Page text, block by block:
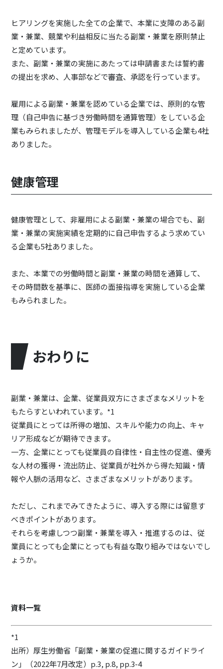
ヒアリングを実施した全ての企業で、本業に支障のある副
業・兼業、競業や利益相反に当たる副業・兼業を原則禁止
と定めています。
また、副業・兼業の実施にあたっては申請書または誓約書
の提出を求め、人事部などで審査、承認を行っています。
雇用による副業・兼業を認めている企業では、原則的な管
理（自己申告に基づき労働時間を通算管理）をしている企
業もみられましたが、管理モデルを導入している企業も4社
ありました。
健康管理
健康管理として、非雇用による副業・兼業の場合でも、副
業・兼業の実施実績を定期的に自己申告するよう求めてい
る企業も5社ありました。
また、本業での労働時間と副業・兼業の時間を通算して、
その時間数を基準に、医師の面接指導を実施している企業
もみられました。
おわりに
副業・兼業は、企業、従業員双方にさまざまなメリットを
もたらすといわれています。*1
従業員にとっては所得の増加、スキルや能力の向上、キャ
リア形成などが期待できます。
一方、企業にとっても従業員の自律性・自主性の促進、優秀
な人材の獲得・流出防止、従業員が社外から得た知識・情
報や人脈の活用など、さまざまなメリットがあります。
ただし、これまでみてきたように、導入する際には留意す
べきポイントがあります。
それらを考慮しつつ副業・兼業を導入・推進するのは、従
業員にとっても企業にとっても有益な取り組みではないでし
ょうか。
資料一覧
*1
出所）厚生労働省「副業・兼業の促進に関するガイドライ
ン」（2022年7月改定）p.3, p.8, pp.3-4